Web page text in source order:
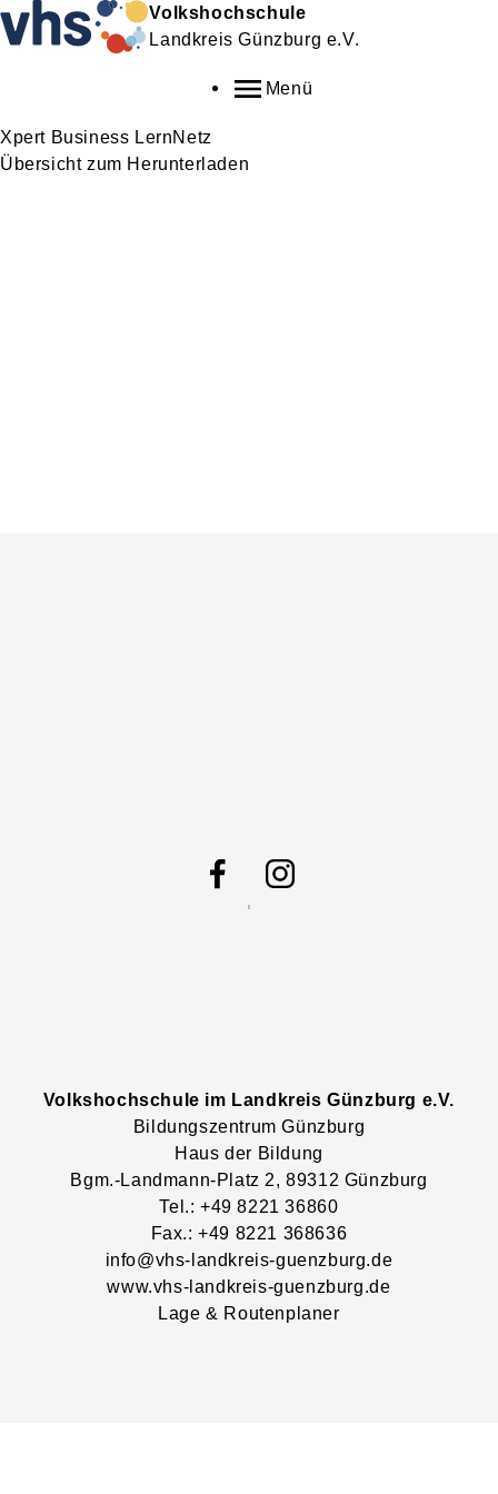
Volkshochschule
Landkreis Günzburg e.V.
Menü
Xpert Business LernNetz
Übersicht zum Herunterladen
Volkshochschule im Landkreis Günzburg e.V.
Bildungszentrum Günzburg
Haus der Bildung
Bgm.-Landmann-Platz 2, 89312 Günzburg
Tel.: +49 8221 36860
Fax.: +49 8221 368636
info@vhs-landkreis-guenzburg.de
www.vhs-landkreis-guenzburg.de
Lage & Routenplaner